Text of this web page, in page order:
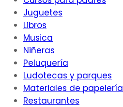
Juguetes
Libros
Musica
Niñeras
Peluquería
Ludotecas y parques
Materiales de papelería
Restaurantes